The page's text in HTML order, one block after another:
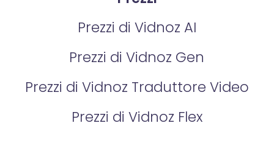
Prezzi di Vidnoz AI
Prezzi di Vidnoz Gen
Prezzi di Vidnoz Traduttore Video
Prezzi di Vidnoz Flex